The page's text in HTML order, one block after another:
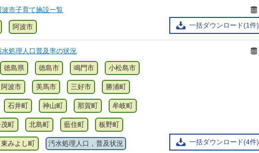
波市子育て施設一覧
一括ダウンロード(1件)
阿波市
水処理人口普及率の状況
一括ダウンロード(4件)
徳島県 徳島市 鳴門市 小松島市
阿波市 美馬市 三好市 勝浦町
石井町 神山町 那賀町 牟岐町
町 北島町 藍住町 板野町
東みよし町 汚水処理人口，普及状況